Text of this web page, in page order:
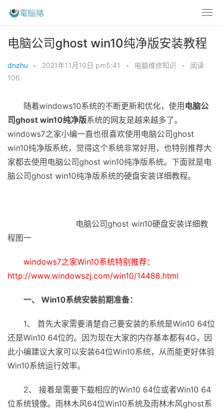
电脑公司ghost win10纯净版安装教程
dnzhu • 2021年11月10日 pm5:41 • 电脑维修知识 •
阅读
106
随着windows10系统的不断更新和优化，使用 电脑公
司ghost win10纯净版系统的网友是越来越多了。
windows7之家小编一直也很喜欢使用电脑公司ghost
win10纯净版系统，觉得这个系统非常好用，也特别推荐大
家都去使用电脑公司ghost win10纯净版系统。下面就是电
脑公司ghost win10纯净版系统的硬盘安装详细教程。
电脑公司ghost win10硬盘安装详细教
程图一
windows7之家Win10系统特别推荐：
http://www.windowszj.com/win10/14488.html
一、 Win10系统安装前期准备：
1、 首先大家需要清楚自己要安装的系统是Win10 64位
还是Win10 64位的。因为现在大家的内存基本都有4G，因
此小编建议大家可以安装64位Win10系统，从而能更好体验
Win10系统运行效率。
2、 接着是需要下载相应的Win10 64位或者Win10 64
位系统镜像。雨林木风64位Win10系统及雨林木风ghost系